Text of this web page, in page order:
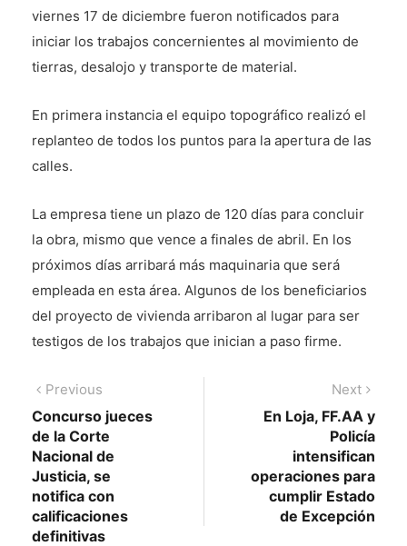
viernes 17 de diciembre fueron notificados para
iniciar los trabajos concernientes al movimiento de
tierras, desalojo y transporte de material.
En primera instancia el equipo topográfico realizó el
replanteo de todos los puntos para la apertura de las
calles.
La empresa tiene un plazo de 120 días para concluir
la obra, mismo que vence a finales de abril. En los
próximos días arribará más maquinaria que será
empleada en esta área. Algunos de los beneficiarios
del proyecto de vivienda arribaron al lugar para ser
testigos de los trabajos que inician a paso firme.
Navegación
de
entradas
Previous
post:
Concurso jueces
de la Corte
Nacional de
Justicia, se
notifica con
calificaciones
definitivas
Next
post:
En Loja, FF.AA y
Policía
intensifican
operaciones para
cumplir Estado
de Excepción